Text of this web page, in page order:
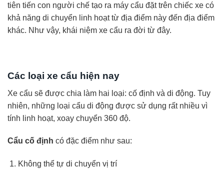
tiên tiến con người chế tạo ra máy cẩu đặt trên chiếc xe có
khả năng di chuyển linh hoạt từ địa điểm này đến địa điểm
khác. Như vậy, khái niệm xe cẩu ra đời từ đây.
Các loại xe cẩu hiện nay
Xe cẩu sẽ được chia làm hai loại: cố định và di động. Tuy
nhiên, những loại cẩu di động được sử dụng rất nhiều vì
tính linh hoạt, xoay chuyển 360 độ.
Cẩu cố định có đặc điểm như sau:
Không thể tự di chuyển vị trí